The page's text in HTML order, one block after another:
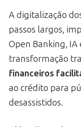
A digitalização
passos largos,
Open Banking, IA
transformação
financeiros
ao crédito para
desassistidos.